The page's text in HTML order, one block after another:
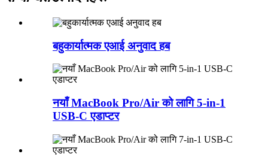
बहुकार्यात्मक एआई अनुवाद हब
नयाँ MacBook Pro/Air को लागि 5-in-1
USB-C एडाप्टर